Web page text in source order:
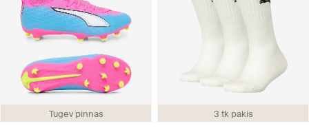
Tugev pinnas 3 tk pakis